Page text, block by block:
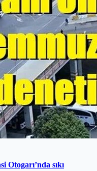
Otogarı’nda sıkı